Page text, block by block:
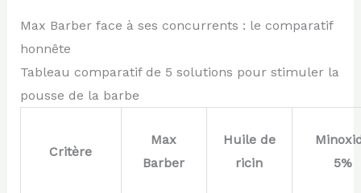
Max Barber face à ses concurrents : le comparatif
honnête
Tableau comparatif de 5 solutions pour stimuler la
pousse de la barbe
Critère
Max
Barber
Huile de
ricin
5%